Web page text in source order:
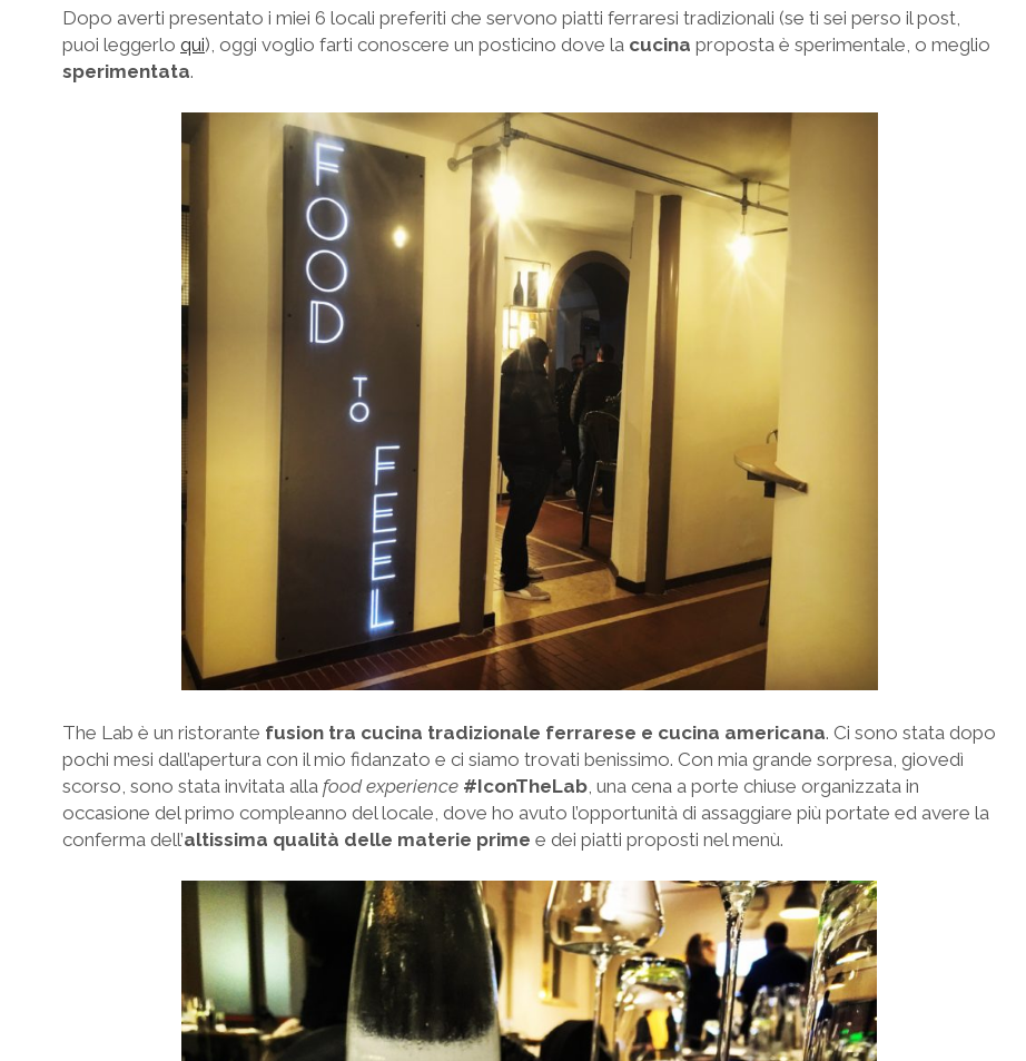
Dopo averti presentato i miei 6 locali preferiti che servono piatti ferraresi tradizionali (se ti sei perso il post,
puoi leggerlo qui), oggi voglio farti conoscere un posticino dove la cucina proposta è sperimentale, o meglio
sperimentata.
The Lab è un ristorante fusion tra cucina tradizionale ferrarese e cucina americana. Ci sono stata dopo
pochi mesi dall’apertura con il mio fidanzato e ci siamo trovati benissimo. Con mia grande sorpresa, giovedì
scorso, sono stata invitata alla food experience #IconTheLab , una cena a porte chiuse organizzata in
occasione del primo compleanno del locale, dove ho avuto l’opportunità di assaggiare più portate ed avere la
conferma dell’altissima qualità delle materie prime e dei piatti proposti nel menù.